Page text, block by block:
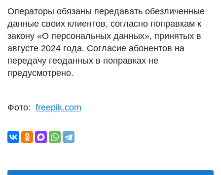
Операторы обязаны передавать обезличенные
данные своих клиентов, согласно поправкам к
закону «О персональных данных», принятых в
августе 2024 года. Согласие абонентов на
передачу геоданных в поправках не
предусмотрено.
Фото: freepik.com